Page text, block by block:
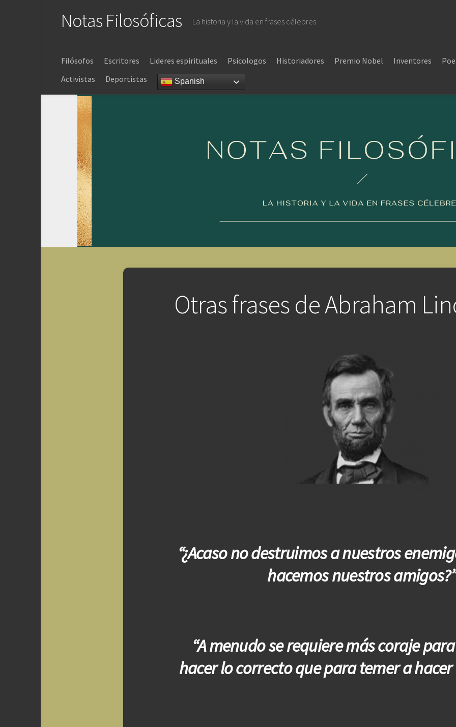
Notas Filosóficas La historia y la vida en frases célebres
Filósofos Escritores Lideres espirituales Psicologos Historiadores Premio Nobel Inventores
Activistas
Deportistas Spanish
Otras frases de Abraham
“¿Acaso no destruimos a nuestros
hacemos nuestros
“A menudo se requiere más coraje
hacer lo correcto que para temer a